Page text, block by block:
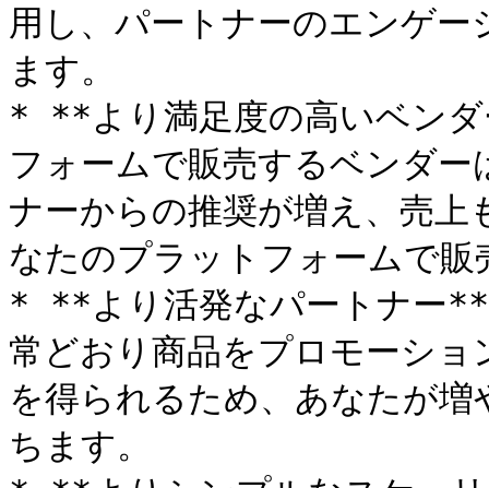
用し、パートナーのエンゲ
ます。
* **より満足度の高いベン
フォームで販売するベンダ
ナーからの推奨が増え、売
なたのプラットフォームで
* **より活発なパートナー
常どおり商品をプロモーシ
を得られるため、あなたが
ちます。